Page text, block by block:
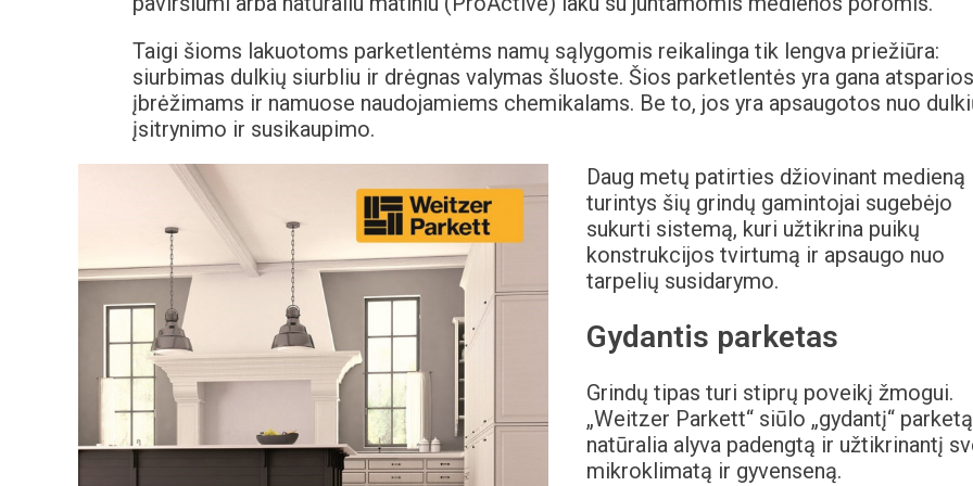
Taigi šioms lakuotoms parketlentėms namų sąlygomis reikalinga tik lengva priežiūra:
siurbimas dulkių siurbliu ir drėgnas valymas šluoste. Šios parketlentės yra gana atsparios
įbrėžimams ir namuose naudojamiems chemikalams. Be to, jos yra apsaugotos nuo
įsitrynimo ir susikaupimo.
Daug metų patirties džiovinant medieną
turintys šių grindų gamintojai sugebėjo
sukurti sistemą, kuri užtikrina puikų
konstrukcijos tvirtumą ir apsaugo nuo
tarpelių susidarymo.
Gydantis parketas
Grindų tipas turi stiprų poveikį žmogui.
„Weitzer Parkett“ siūlo „gydantį“
natūralia alyva padengtą ir užtikrinantį
mikroklimatą ir gyvenseną.